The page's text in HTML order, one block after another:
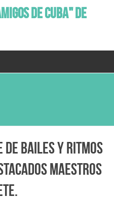
DE CUBA" DE
de bailes y Ritmos
maestros